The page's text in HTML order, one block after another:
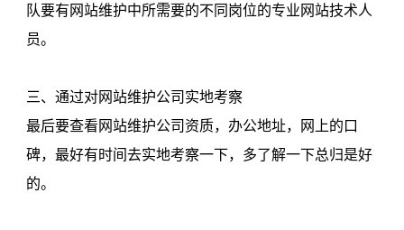
队要有网站维护中所需要的不同岗位的专业网站技术人
员。
三、通过对网站维护公司实地考察
最后要查看网站维护公司资质，办公地址，网上的口
碑，最好有时间去实地考察一下，多了解一下总归是好
的。